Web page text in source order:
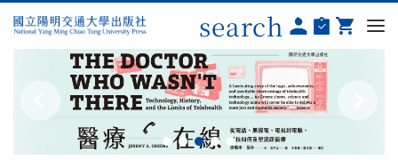
search